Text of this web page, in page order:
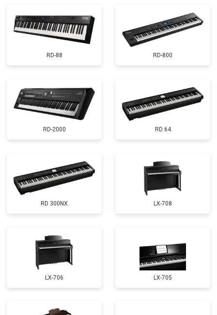
RD-88 RD-800
RD-2000 RD 64
RD 300NX LX-708
LX-706 LX-705